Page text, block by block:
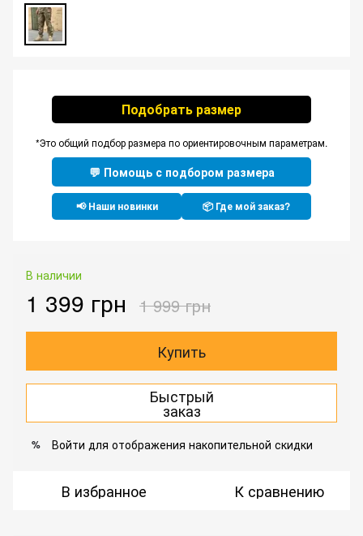
Подобрать размер
*Это общий подбор размера по ориентировочным параметрам.
💬 Помощь с подбором размера
📢 Наши новинки 📦 Где мой заказ?
В наличии
1 399 грн 1 999 грн
Купить
Быстрый
заказ
% Войти для отображения накопительной скидки
В избранное К сравнению